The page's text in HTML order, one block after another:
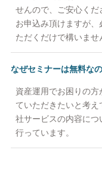
せんので、ご安心く
お申込み頂けますが
ただくだけで構いませ
なぜセミナーは無料な
資産運用でお困りの
ていただきたいと考
社サービスの内容に
行っています。